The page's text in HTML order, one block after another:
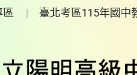
區 臺北考區115年國中